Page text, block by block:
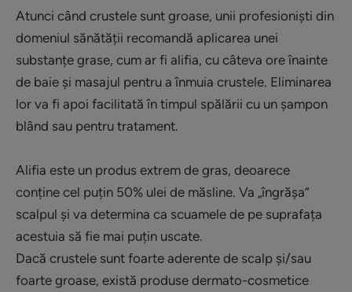
Atunci când crustele sunt groase, unii profesioniști din
domeniul sănătății recomandă aplicarea unei
substanțe grase, cum ar fi alifia, cu câteva ore înainte
de baie și masajul pentru a înmuia crustele. Eliminarea
lor va fi apoi facilitată în timpul spălării cu un șampon
blând sau pentru tratament.
Alifia este un produs extrem de gras, deoarece
conține cel puțin 50% ulei de măsline. Va „îngrășa”
scalpul și va determina ca scuamele de pe suprafața
acestuia să fie mai puțin uscate.
Dacă crustele sunt foarte aderente de scalp și/sau
foarte groase, există produse dermato-cosmetice